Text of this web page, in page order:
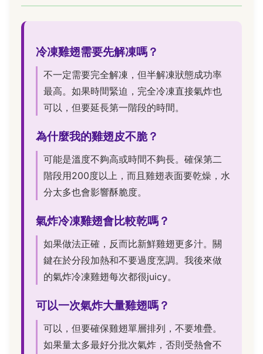
冷凍雞翅需要先解凍嗎？
不一定需要完全解凍，但半解凍狀態成功率
最高。如果時間緊迫，完全冷凍直接氣炸也
可以，但要延長第一階段的時間。
為什麼我的雞翅皮不脆？
可能是溫度不夠高或時間不夠長。確保第二
階段用200度以上，而且雞翅表面要乾燥，水
分太多也會影響酥脆度。
氣炸冷凍雞翅會比較乾嗎？
如果做法正確，反而比新鮮雞翅更多汁。關
鍵在於分段加熱和不要過度烹調。我後來做
的氣炸冷凍雞翅每次都很juicy。
可以一次氣炸大量雞翅嗎？
可以，但要確保雞翅單層排列，不要堆疊。
如果量太多最好分批次氣炸，否則受熱會不